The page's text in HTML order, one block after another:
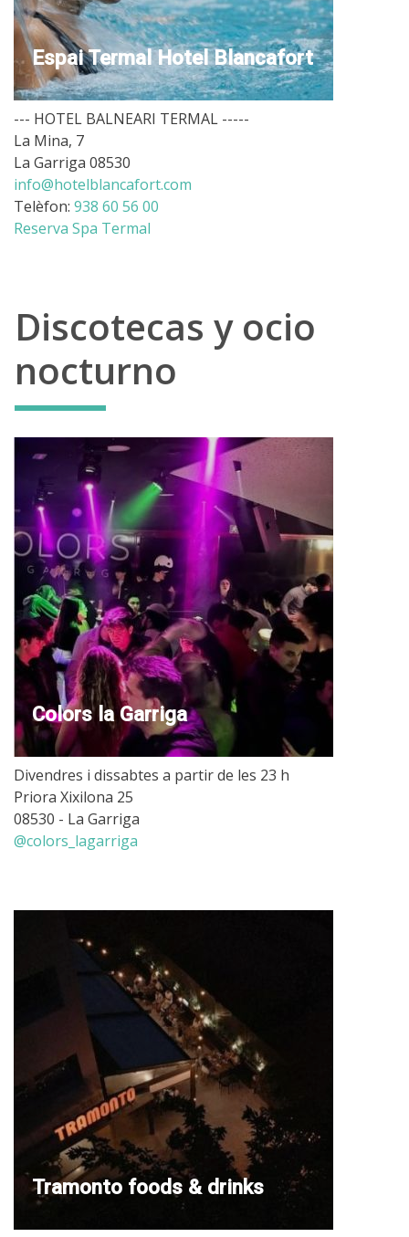
Espai Termal Hotel Blancafort
--- HOTEL BALNEARI TERMAL -----
La Mina, 7
La Garriga 08530
info@hotelblancafort.com
Telèfon: 938 60 56 00
Reserva Spa Termal
Discotecas y ocio
nocturno
Colors la Garriga
Divendres i dissabtes a partir de les 23 h
Priora Xixilona 25
08530 - La Garriga
@colors_lagarriga
Tramonto foods & drinks